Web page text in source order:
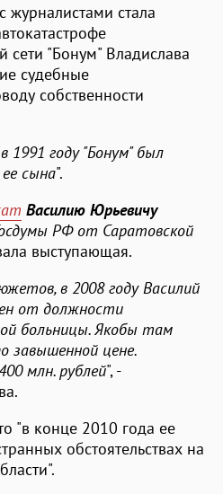
журналистами стала
сети "Бонум" Владислава
судебные
собственности
в 1991 году "Бонум" был
сына".
Василию Юрьевичу
РФ от Саратовской
выступающая.
в 2008 году Василий
от должности
больницы. Якобы там
завышенной цене.
млн. рублей", -
"в конце 2010 года ее
обстоятельствах на